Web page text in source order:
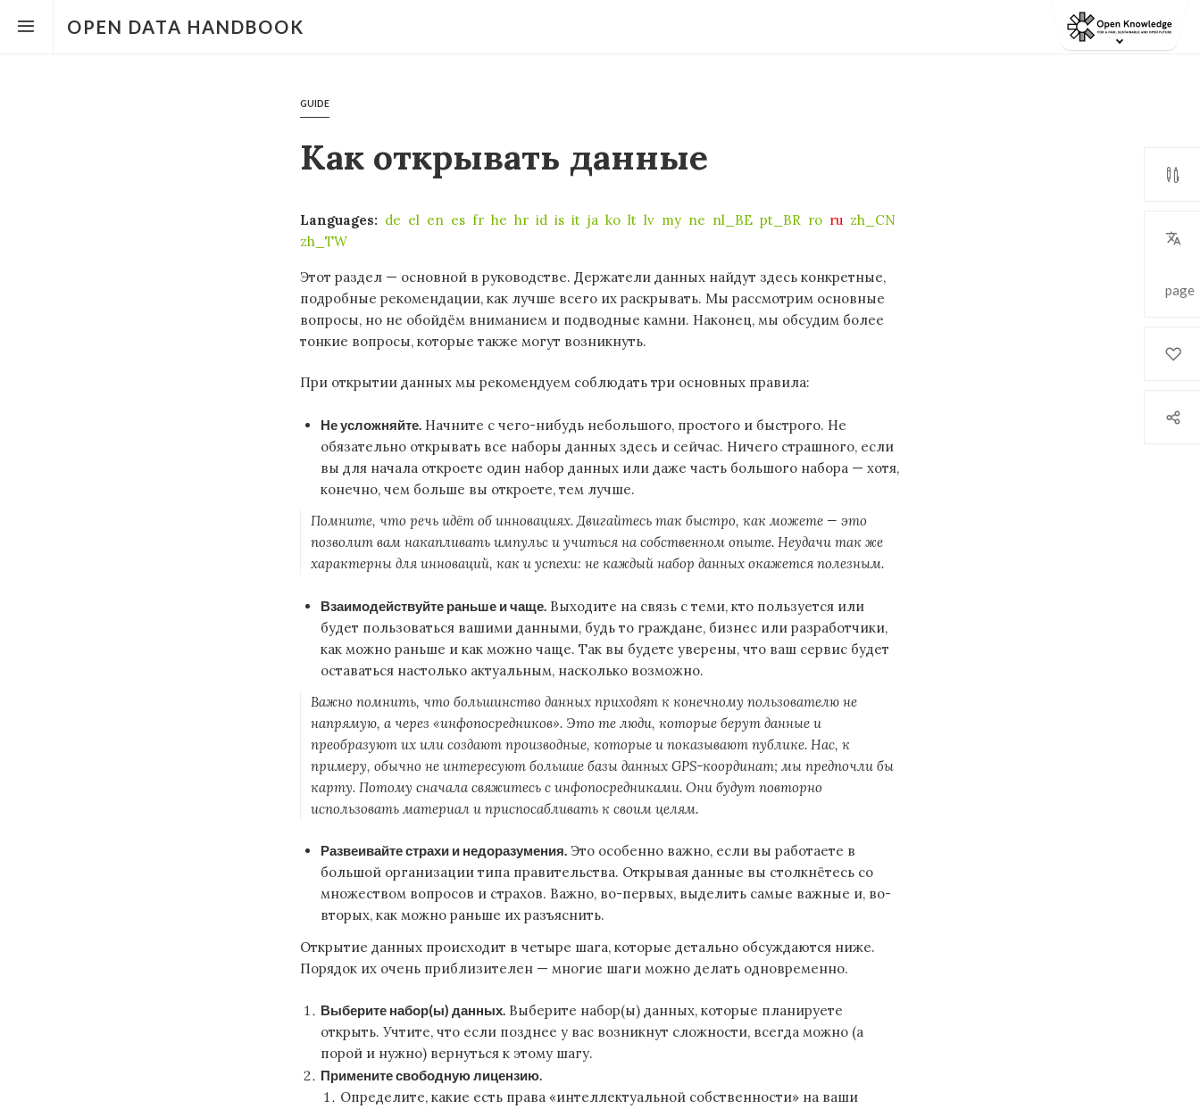
menuOPEN DATA HANDBOOK
GUIDE
Как открывать данные
Languages: de el en es fr he hr id is it ja ko lt lv my ne nl_BE pt_BR ro ru zh_CN
zh_TW
Этот раздел — основной в руководстве. Держатели данных найдут здесь конкретные,
подробные рекомендации, как лучше всего их раскрывать. Мы рассмотрим основные
вопросы, но не обойдём вниманием и подводные камни. Наконец, мы обсудим более
тонкие вопросы, которые также могут возникнуть.
При открытии данных мы рекомендуем соблюдать три основных правила:
Не усложняйте.Начните с чего-нибудь небольшого, простого и быстрого. Не
обязательно открывать все наборы данных здесь и сейчас. Ничего страшного, если
вы для начала откроете один набор данных или даже часть большого набора — хотя,
конечно, чем больше вы откроете, тем лучше.
Помните, что речь идёт об инновациях. Двигайтесь так быстро, как можете — это
позволит вам накапливать импульс и учиться на собственном опыте. Неудачи так же
характерны для инноваций, как и успехи: не каждый набор данных окажется полезным.
Взаимодействуйте раньше и чаще.Выходите на связь с теми, кто пользуется или
будет пользоваться вашими данными, будь то граждане, бизнес или разработчики,
как можно раньше и как можно чаще. Так вы будете уверены, что ваш сервис будет
оставаться настолько актуальным, насколько возможно.
Важно помнить, что большинство данных приходят к конечному пользователю не
напрямую, а через «инфопосредников». Это те люди, которые берут данные и
преобразуют их или создают производные, которые и показывают публике. Нас, к
примеру, обычно не интересуют большие базы данных GPS-координат; мы предпочли бы
карту. Потому сначала свяжитесь с инфопосредниками. Они будут повторно
использовать материал и приспосабливать к своим целям.
Развеивайте страхи и недоразумения.Это особенно важно, если вы работаете в
большой организации типа правительства. Открывая данные вы столкнётесь со
множеством вопросов и страхов. Важно, во-первых, выделить самые важные и, во-
вторых, как можно раньше их разъяснить.
Открытие данных происходит в четыре шага, которые детально обсуждаются ниже.
Порядок их очень приблизителен — многие шаги можно делать одновременно.
Выберите набор(ы) данных.Выберите набор(ы) данных, которые планируете
открыть. Учтите, что если позднее у вас возникнут сложности, всегда можно (а
порой и нужно) вернуться к этому шагу.
Примените свободную лицензию.
Определите, какие есть права «интеллектуальной собственности» на ваши
page